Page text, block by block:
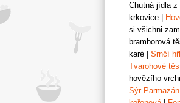
Chutná jídla z
krkovice
si všichni
bramborová
karé
Srnčí
Tvarohové
hovězího
Sýr Parmazán